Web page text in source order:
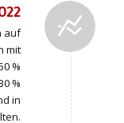
auf
mit
%
%
in